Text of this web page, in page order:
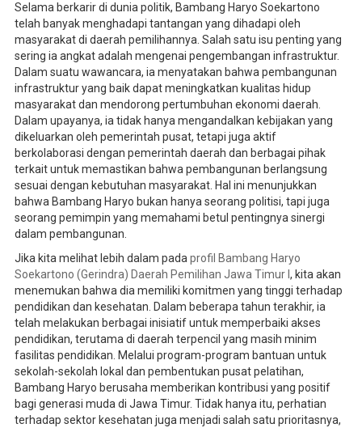
Selama berkarir di dunia politik, Bambang Haryo Soekartono
telah banyak menghadapi tantangan yang dihadapi oleh
masyarakat di daerah pemilihannya. Salah satu isu penting yang
sering ia angkat adalah mengenai pengembangan infrastruktur.
Dalam suatu wawancara, ia menyatakan bahwa pembangunan
infrastruktur yang baik dapat meningkatkan kualitas hidup
masyarakat dan mendorong pertumbuhan ekonomi daerah.
Dalam upayanya, ia tidak hanya mengandalkan kebijakan yang
dikeluarkan oleh pemerintah pusat, tetapi juga aktif
berkolaborasi dengan pemerintah daerah dan berbagai pihak
terkait untuk memastikan bahwa pembangunan berlangsung
sesuai dengan kebutuhan masyarakat. Hal ini menunjukkan
bahwa Bambang Haryo bukan hanya seorang politisi, tapi juga
seorang pemimpin yang memahami betul pentingnya sinergi
dalam pembangunan.
Jika kita melihat lebih dalam pada profil Bambang Haryo
Soekartono (Gerindra) Daerah Pemilihan Jawa Timur I , kita akan
menemukan bahwa dia memiliki komitmen yang tinggi terhadap
pendidikan dan kesehatan. Dalam beberapa tahun terakhir, ia
telah melakukan berbagai inisiatif untuk memperbaiki akses
pendidikan, terutama di daerah terpencil yang masih minim
fasilitas pendidikan. Melalui program-program bantuan untuk
sekolah-sekolah lokal dan pembentukan pusat pelatihan,
Bambang Haryo berusaha memberikan kontribusi yang positif
bagi generasi muda di Jawa Timur. Tidak hanya itu, perhatian
terhadap sektor kesehatan juga menjadi salah satu prioritasnya,